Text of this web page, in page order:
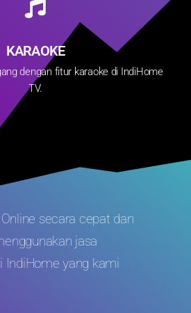
KARAOKE
dengan fitur karaoke di IndiHome
TV.
secara cepat dan
jasa
IndiHome yang kami